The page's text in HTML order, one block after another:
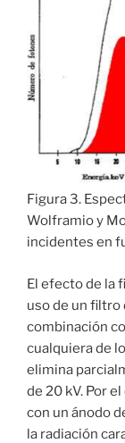
Figura 3.
Wolframio y
incidentes en
El efecto de la
uso de un filtro
combinación
cualquiera de
elimina
de 20 kV. Por
con un ánodo
la radiación